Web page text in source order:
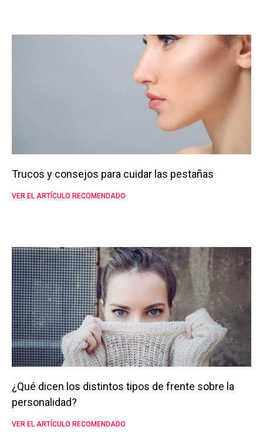
Trucos y consejos para cuidar las pestañas
VER EL ARTÍCULO RECOMENDADO
¿Qué dicen los distintos tipos de frente sobre la
personalidad?
VER EL ARTÍCULO RECOMENDADO